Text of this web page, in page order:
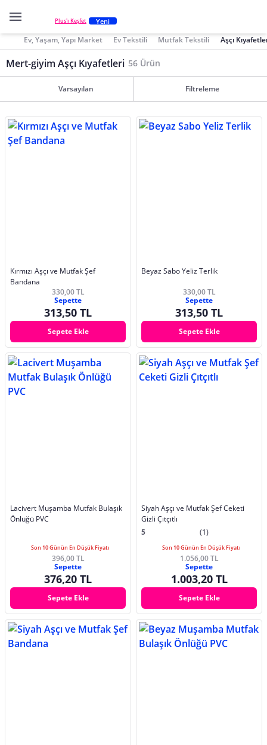
Plus'ı Keşfet Yeni
Ev, Yaşam, Yapı Market Ev Tekstili Mutfak Tekstili Aşçı
Mert-giyim Aşçı Kıyafetleri 56 Ürün
Varsayılan Filtreleme
Kırmızı Aşçı ve Mutfak Şef
Bandana
330,00 TL
Sepette
313,50 TL
Sepete Ekle
Beyaz Sabo Yeliz Terlik
330,00 TL
Sepette
313,50 TL
Sepete Ekle
Lacivert Muşamba Mutfak Bulaşık
Önlüğü PVC
Son 10 Günün En Düşük Fiyatı
396,00 TL
Sepette
376,20 TL
Sepete Ekle
Siyah Aşçı ve Mutfak Şef Ceketi
Gizli Çıtçıtlı
5
(1)
Son 10 Günün En Düşük Fiyatı
1.056,00 TL
Sepette
1.003,20 TL
Sepete Ekle